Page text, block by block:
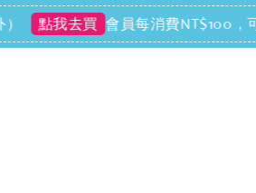
去買 會員每消費NT$100，可獲得